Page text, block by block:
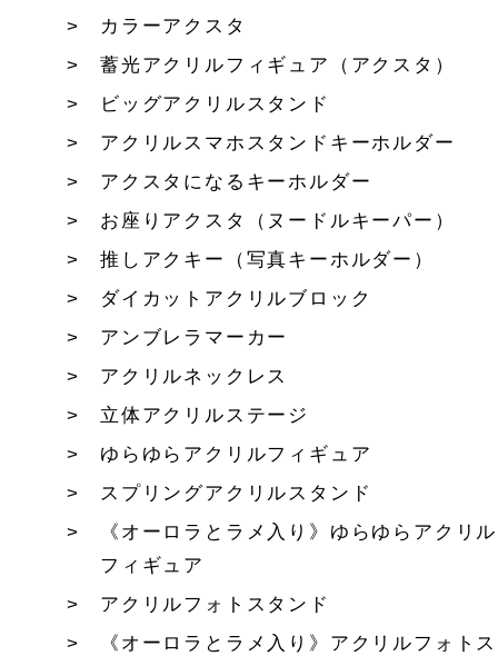
カラーアクスタ
蓄光アクリルフィギュア（アクスタ）
ビッグアクリルスタンド
アクリルスマホスタンドキーホルダー
アクスタになるキーホルダー
お座りアクスタ（ヌードルキーパー）
推しアクキー（写真キーホルダー）
ダイカットアクリルブロック
アンブレラマーカー
アクリルネックレス
立体アクリルステージ
ゆらゆらアクリルフィギュア
スプリングアクリルスタンド
《オーロラとラメ入り》ゆらゆらアクリル
フィギュア
アクリルフォトスタンド
《オーロラとラメ入り》アクリルフォトス